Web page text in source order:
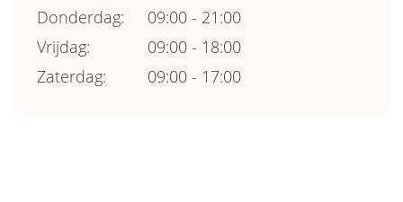
Donderdag:
09:00 - 21:00
Vrijdag:
09:00 - 18:00
Zaterdag:
09:00 - 17:00